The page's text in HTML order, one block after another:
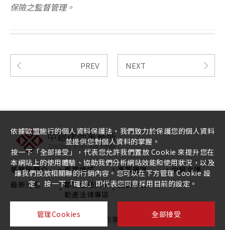
保險之監督管理。
PREV NEXT
事務所簡介 專業領域 專業團隊
中銀文摘
最新消息
都更危老與不
動產法律專區
直銷專區
Copyright © 中銀律師事務所 Design by － iBest
依據歐盟施行的個人資料保護法，我們致力於保護您的個人資料
並提供您對個人資料的掌握。
按一下「全部接受」，代表您允許我們置放 Cookie 來提升您在
本網站上的使用體驗、協助我們分析網站效能和使用狀況，以及
讓我們投放相關聯的行銷內容。您可以在下方管理 Cookie 設
定。 按一下「確認」即代表您同意採用目前的設定。
管理Cookies 全部接受